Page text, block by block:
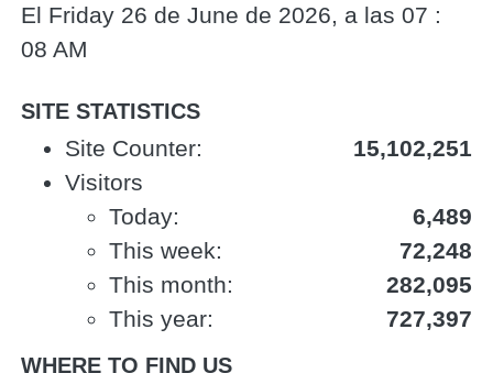
El Friday 26 de June de 2026, a las 07 :
08 AM
SITE STATISTICS
Site Counter:
15,102,251
Visitors
Today:
6,489
This week:
72,248
This month:
282,095
This year:
727,397
WHERE TO FIND US